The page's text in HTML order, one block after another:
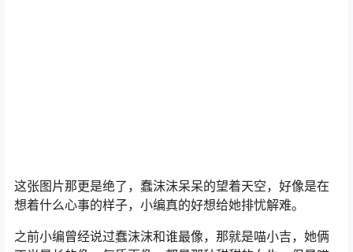
这张图片那更是绝了，蠢沫沫呆呆的望着天空，好像是在
想着什么心事的样子，小编真的好想给她排忧解难。
之前小编曾经说过蠢沫沫和谁最像，那就是喵小吉，她俩